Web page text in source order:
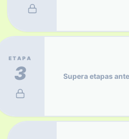
ETAPA
3 Supera etapas